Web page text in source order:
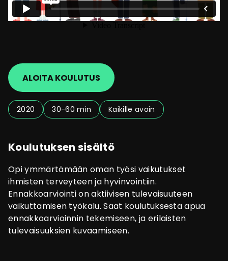
ALOITA KOULUTUS
2020 30-60 min Kaikille avoin
Koulutuksen sisältö
Opi ymmärtämään oman työsi vaikutukset
ihmisten terveyteen ja hyvinvointiin.
Ennakkoarviointi on aktiivisen tulevaisuuteen
vaikuttamisen työkalu. Saat koulutuksesta apua
ennakkoarvioinnin tekemiseen, ja erilaisten
tulevaisuuksien kuvaamiseen.